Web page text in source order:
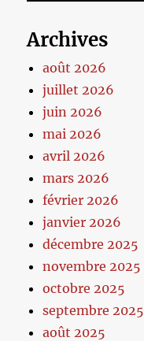
Archives
août 2026
juillet 2026
juin 2026
mai 2026
avril 2026
mars 2026
février 2026
janvier 2026
décembre 2025
novembre 2025
octobre 2025
septembre 2025
août 2025